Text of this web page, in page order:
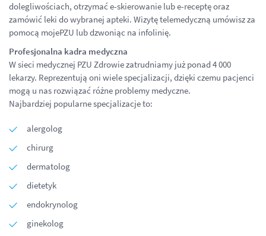
dolegliwościach, otrzymać e-skierowanie lub e-receptę oraz
zamówić leki do wybranej apteki. Wizytę telemedyczną umówisz za
pomocą mojePZU lub dzwoniąc na infolinię.
Profesjonalna kadra medyczna
W sieci medycznej PZU Zdrowie zatrudniamy już ponad 4 000
lekarzy. Reprezentują oni wiele specjalizacji, dzięki czemu pacjenci
mogą u nas rozwiązać różne problemy medyczne.
Najbardziej popularne specjalizacje to:
alergolog
chirurg
dermatolog
dietetyk
endokrynolog
ginekolog